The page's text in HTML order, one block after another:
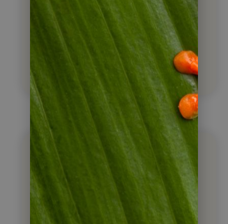
Guatemala Kolumbien
Kuba
Panama Peru
Unsere Blog Artikel
nach Themen sortiert
Reiseberichte